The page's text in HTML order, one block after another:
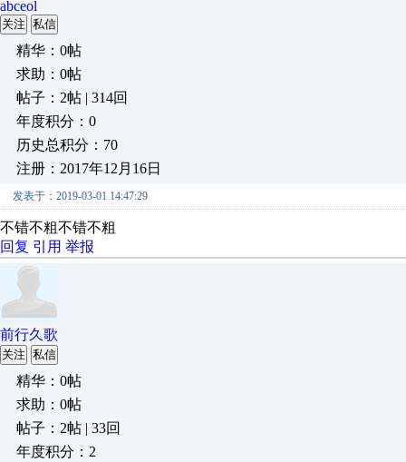
abceol
关注 私信
精华：0帖
求助：0帖
帖子：2帖 | 314回
年度积分：0
历史总积分：70
注册：2017年12月16日
发表于：2019-03-01 14:47:29
不错不粗不错不粗
回复 引用 举报
前行久歌
关注 私信
精华：0帖
求助：0帖
帖子：2帖 | 33回
年度积分：2